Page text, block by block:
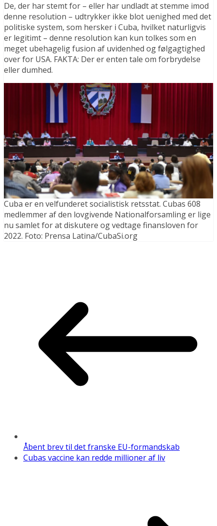
De, der har stemt for – eller har undladt at stemme imod
denne resolution – udtrykker ikke blot uenighed med det
politiske system, som hersker i Cuba, hvilket naturligvis
er legitimt – denne resolution kan kun tolkes som en
meget ubehagelig fusion af uvidenhed og følgagtighed
over for USA. FAKTA: Der er enten tale om forbrydelse
eller dumhed.
Cuba er en velfunderet socialistisk retsstat. Cubas 608
medlemmer af den lovgivende Nationalforsamling er lige
nu samlet for at diskutere og vedtage finansloven for
2022. Foto: Prensa Latina/CubaSi.org
Åbent brev til det franske EU-formandskab
Cubas vaccine kan redde millioner af liv